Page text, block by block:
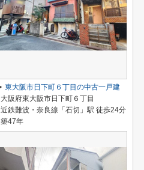
東大阪市日下町６丁目の中古一戸建
大阪府東大阪市日下町６丁目
近鉄難波・奈良線「石切」駅 徒歩24分
築47年